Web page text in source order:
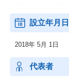
領域での専門知識
られています。
最適化・効率化す
なります。
これらのサービス
入されています。
設立年月日
2018年 5月 1日
代表者